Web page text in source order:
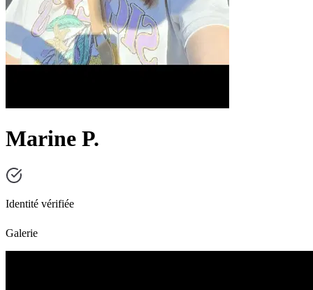
Marine P.
Identité vérifiée
Galerie